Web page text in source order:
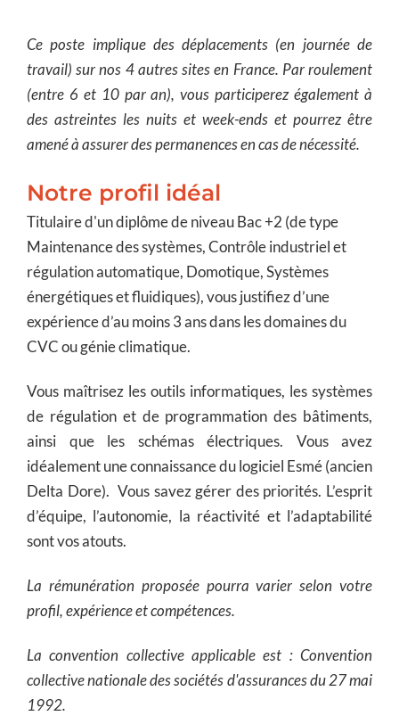
Ce poste implique des déplacements (en journée de
travail) sur nos 4 autres sites en France. Par roulement
(entre 6 et 10 par an), vous participerez également à
des astreintes les nuits et week-ends et pourrez être
amené à assurer des permanences en cas de nécessité.
Notre profil idéal
Titulaire d'un diplôme de niveau Bac +2 (de type
Maintenance des systèmes, Contrôle industriel et
régulation automatique, Domotique, Systèmes
énergétiques et fluidiques), vous justifiez d’une
expérience d’au moins 3 ans dans les domaines du
CVC ou génie climatique.
Vous maîtrisez les outils informatiques, les systèmes
de régulation et de programmation des bâtiments,
ainsi que les schémas électriques. Vous avez
idéalement une connaissance du logiciel Esmé (ancien
Delta Dore). Vous savez gérer des priorités. L’esprit
d’équipe, l’autonomie, la réactivité et l’adaptabilité
sont vos atouts.
La rémunération proposée pourra varier selon votre
profil, expérience et compétences.
La convention collective applicable est : Convention
collective nationale des sociétés d'assurances du 27 mai
1992.